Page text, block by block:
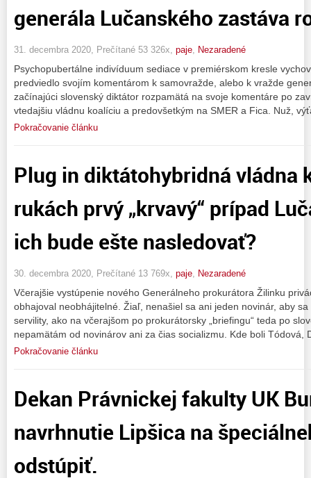
generála Lučanského zastáva
31. decembra 2020, Prečítané 53 326x, paje Nezaradené
Psychopubertálne indivíduum sediace v premiérskom kresle
predviedlo svojím komentárom k samovražde, alebo k vražde
začínajúci slovenský diktátor rozpamätá na svoje komentáre po
vtedajšiu vládnu koalíciu a predovšetkým na SMER a Fica. Nuž,
Pokračovanie článku
Plug in diktátohybridná vládna
rukách prvý „krvavý“ prípad
ich bude ešte nasledovať?
30. decembra 2020, Prečítané 13 769x, paje Nezaradené
Včerajšie vystúpenie nového Generálneho prokurátora Žilinku
obhajoval neobhájitelné. Žiaľ, nenašiel sa ani jeden novinár, aby
servility, ako na včerajšom po prokurátorsky „briefingu“ teda po
nepamätám od novinárov ani za čias socializmu. Kde boli Tódová,
Pokračovanie článku
Dekan Právnickej fakulty UK
navrhnutie Lipšica na
odstúpiť.